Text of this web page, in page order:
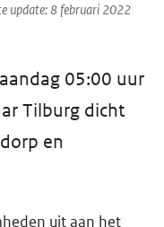
update:8 februari 2022
05:00 uur
Tilburg dicht
en
uit aan het